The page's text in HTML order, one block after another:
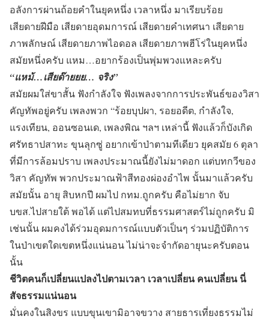
อลังการผ่านถ้อยคำในยุคหนึ่ง เวลาหนึ่ง มาเรียบร้อย
เสียดายฝีมือ เสียดายอุดมการณ์ เสียดายคำเทศนา เสียดาย
ภาพลักษณ์ เสียดายภาพไอดอล เสียดายภาพฮีโร่ในยุคหนึ่ง
สมัยหนึ่งครับ แหม…อยากร้องเป็นพุ่มพวงแหละครับ
“แหม้…เสียด๊ายยย… จริง”
สมัยผมใส่ขาสั้น ฟังกำลังใจ ฟังเพลงจากการประพันธ์ของวิสา
คัญทัพอยู่ครับ เพลงพวก “ร้อยบุปผา, รอยอดีต, กำลังใจ,
แรงเทียน, ออนซอนเด, เพลงพิณ ฯลฯ เหล่านี้ ฟังแล้วก็บังเกิด
ศรัทธาปสาทะ ขุนลุกซู่ อยากเข้าป่าตามทีเดียว ยุคสมัย 6 ตุลา
ที่มีการล้อมปราบ เพลงประมาณนี้ยังไม่มาดอก แต่บทกวีของ
วิสา คัญทัพ พวกประมาณฟ้าสีทองผ่องอำไพ นั้นมาแล้วครับ
สมัยนั้น อายุ สิบหกปี ผมไป กทม.ถูกครับ คือไม่ยาก จับ
บขส.ไปสายใต้ พอได้ แต่ไปสมทบที่ธรรมศาสตร์ไม่ถูกครับ มิ
เช่นนั้น ผมคงได้ร่วมอุดมการณ์แบบตัวเป็นๆ ร่วมปฏิบัติการ
ในป่าเขตใดเขตหนึ่งแน่นอน ไม่น่าจะจำกัดอายุนะครับตอน
นั้น
ชีวิตคนก็เปลี่ยนแปลงไปตามเวลา เวลาเปลี่ยน คนเปลี่ยน นี่
สัจธรรมแน่นอน
มั่นคงในสิงขร แบบขุนเขามิอาจขวาง สายธารเที่ยงธรรมไม่